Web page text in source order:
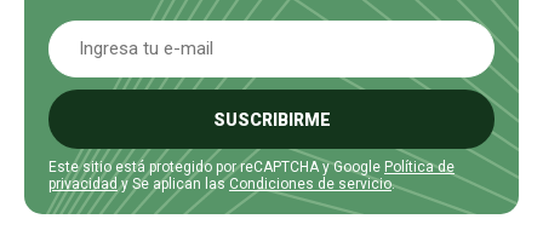
SUSCRIBIRME
Este sitio está protegido por reCAPTCHA y Google Política de
privacidad y Se aplican lasCondiciones de servicio.